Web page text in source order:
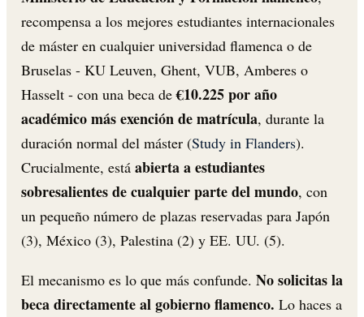
recompensa a los mejores estudiantes internacionales
de máster en cualquier universidad flamenca o de
Bruselas - KU Leuven, Ghent, VUB, Amberes o
Hasselt - con una beca de€10.225 por año
académico más exención de matrícula, durante la
duración normal del máster (Study in Flanders).
Crucialmente, está abierta a estudiantes
sobresalientes de cualquier parte del mundo, con
un pequeño número de plazas reservadas para Japón
(3), México (3), Palestina (2) y EE. UU. (5).
El mecanismo es lo que más confunde. No solicitas la
beca directamente al gobierno flamenco. Lo haces a